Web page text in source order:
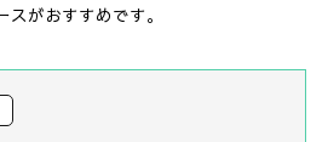
がおすすめです。